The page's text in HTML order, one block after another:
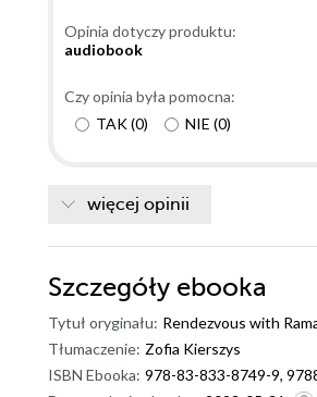
Opinia dotyczy produktu:
audiobook
Czy opinia była pomocna:
TAK(0) NIE (0)
więcej opinii
Szczegóły ebooka
Tytuł oryginału: Rendezvous with
Tłumaczenie: Zofia Kierszys
ISBN Ebooka: 978-83-833-8749-9,